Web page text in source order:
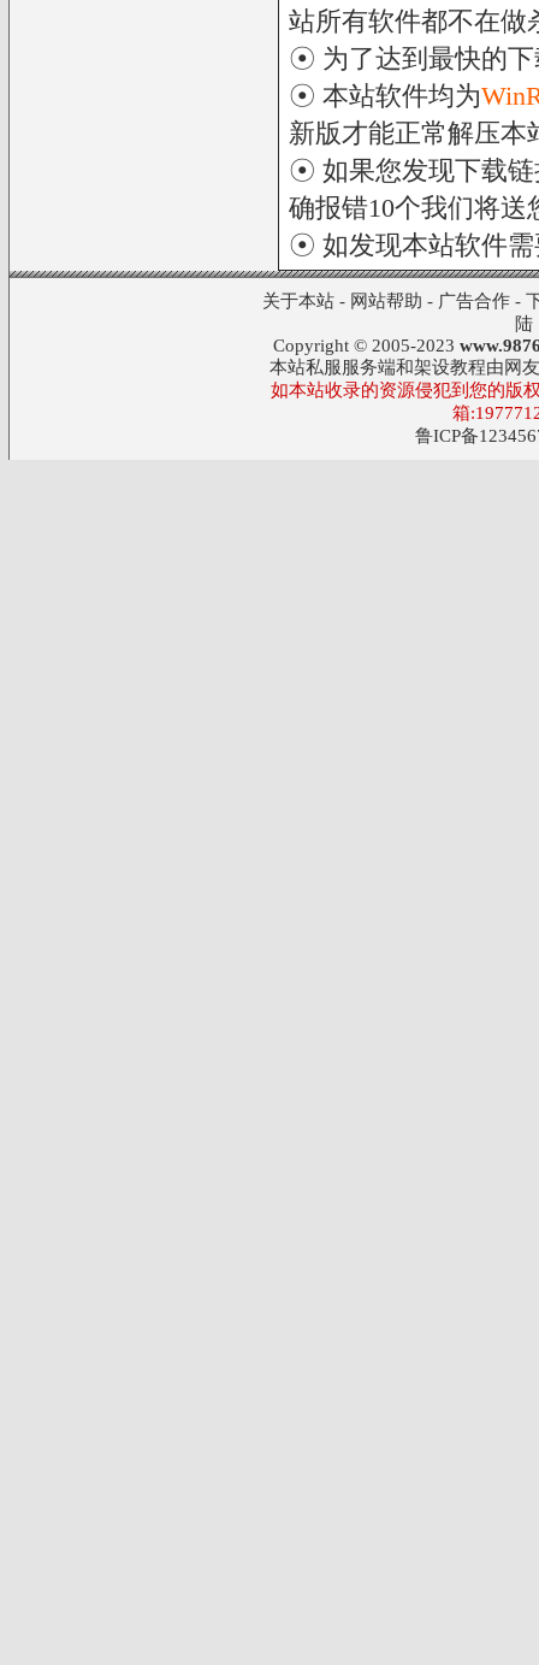
站所有软件都不在做
☉ 为了达到最快的
☉ 本站软件均为
新版才能正常解压本
☉ 如果您发现下载链
确报错10个我们将送
☉ 如发现本站软件
关于本站- 网站帮助 - 广告合作-
陆
Copyright © 2005-2023
本站私服服务端和架设教程由网
如本站收录的资源侵犯到您的版
箱
鲁ICP备